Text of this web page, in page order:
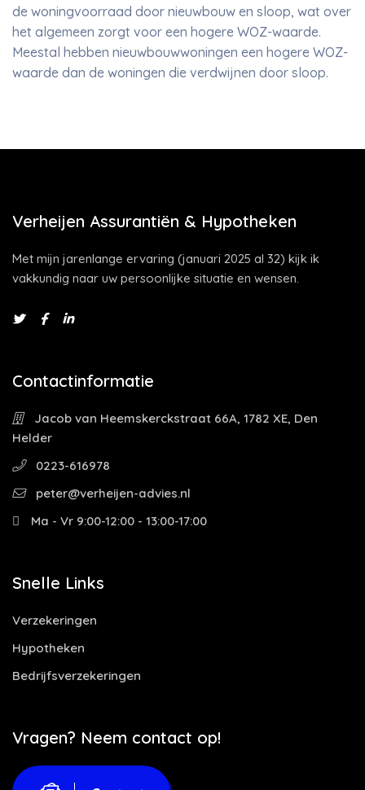
de woningvoorraad door nieuwbouw en sloop, wat over
het algemeen zorgt voor een hogere WOZ-waarde.
Meestal hebben nieuwbouwwoningen een hogere WOZ-
waarde dan de woningen die verdwijnen door sloop.
Verheijen Assurantiën & Hypotheken
Met mijn jarenlange ervaring (januari 2025 al 32) kijk ik
vakkundig naar uw persoonlijke situatie en wensen.
Contactinformatie
Jacob van Heemskerckstraat 66A, 1782 XE, Den
Helder
0223-616978
peter@verheijen-advies.nl
Ma - Vr 9:00-12:00 - 13:00-17:00
Snelle Links
Verzekeringen
Hypotheken
Bedrijfsverzekeringen
Vragen? Neem contact op!